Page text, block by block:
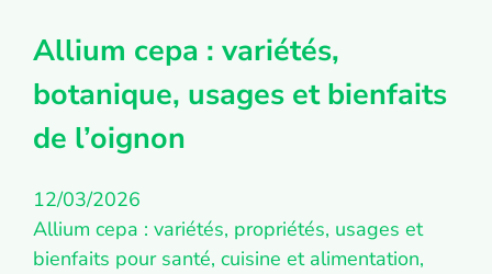
Allium cepa : variétés,
botanique, usages et bienfaits
de l’oignon
12/03/2026
Allium cepa : variétés, propriétés, usages et
bienfaits pour santé, cuisine et alimentation,